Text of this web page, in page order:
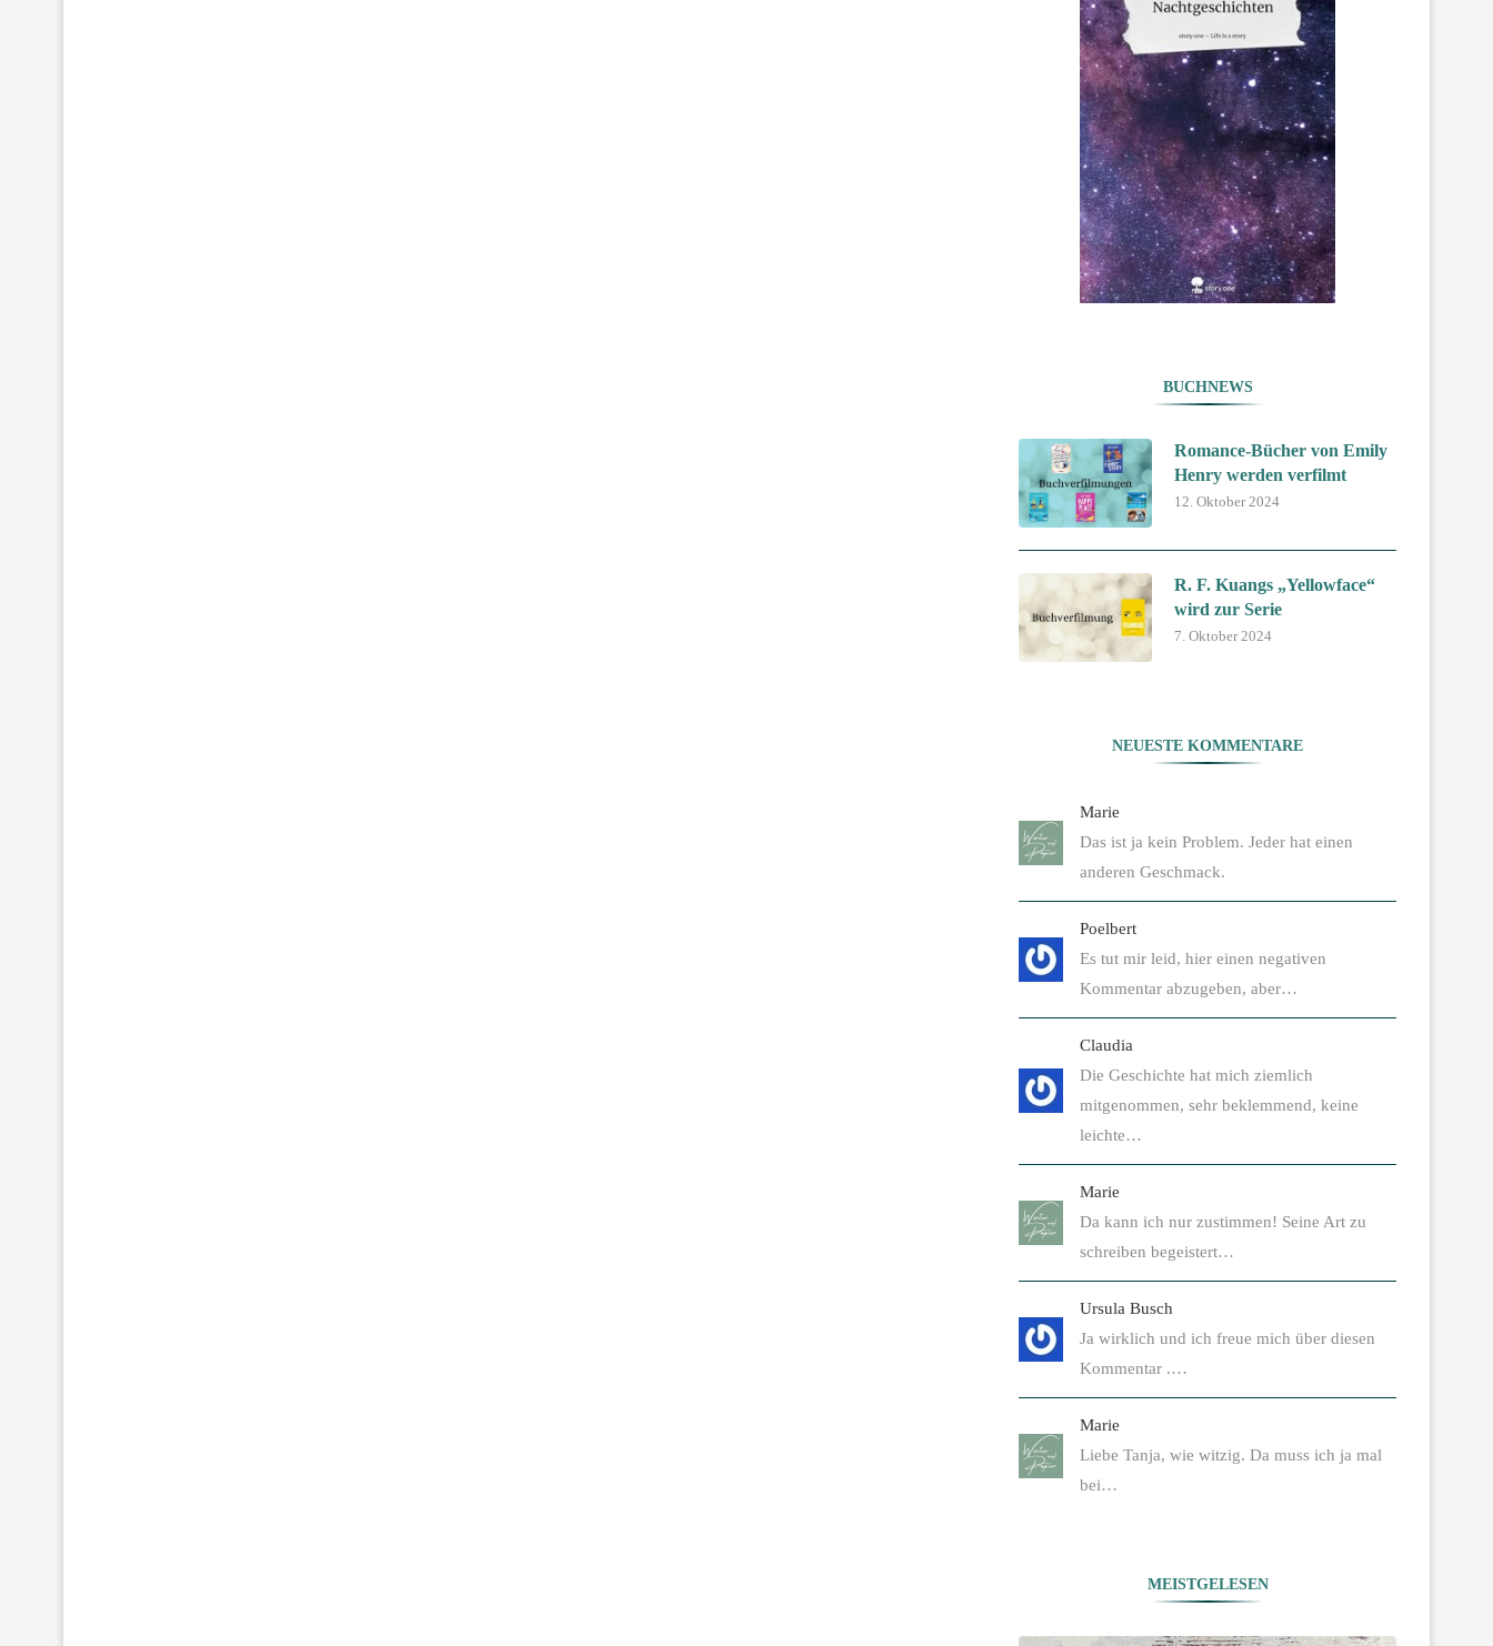
BUCHNEWS
Romance-Bücher von Emily
Henry werden verfilmt
12. Oktober 2024
R. F. Kuangs „Yellowface“
wird zur Serie
7. Oktober 2024
NEUESTE KOMMENTARE
Marie
Das ist ja kein Problem. Jeder hat einen
anderen Geschmack.
Poelbert
Es tut mir leid, hier einen negativen
Kommentar abzugeben, aber…
Claudia
Die Geschichte hat mich ziemlich
mitgenommen, sehr beklemmend, keine
leichte…
Marie
Da kann ich nur zustimmen! Seine Art zu
schreiben begeistert…
Ursula Busch
Ja wirklich und ich freue mich über diesen
Kommentar .…
Marie
Liebe Tanja, wie witzig. Da muss ich ja mal
bei…
MEISTGELESEN